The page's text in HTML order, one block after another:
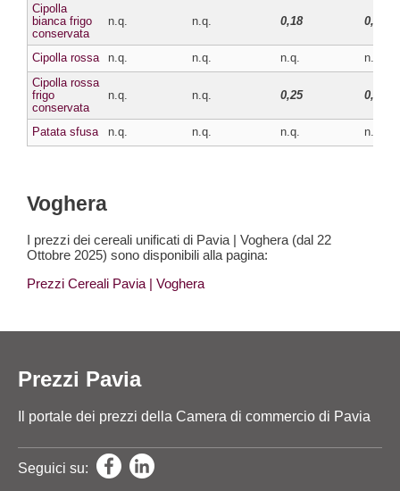
Cipolla
bianca frigo
conservata
n.q. n.q. 0,18 0,20
Cipolla rossa n.q. n.q. n.q.
n.q.
Cipolla rossa
frigo
conservata
n.q. n.q. 0,25 0,27
Patata sfusa n.q. n.q. n.q. n.q.
Voghera
I prezzi dei cereali unificati di Pavia | Voghera (dal 22
Ottobre 2025) sono disponibili alla pagina:
Prezzi Cereali Pavia | Voghera
Prezzi Pavia
Il portale dei prezzi della Camera di commercio di Pavia
Seguici su: